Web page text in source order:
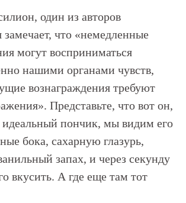
один из авторов
замечает, что «немедленные
могут восприниматься
нашими органами чувств,
вознаграждения требуют
Представьте, что вот он,
пончик, мы видим его
бока, сахарную глазурь,
запах, и через секунду
вкусить. А где еще там тот